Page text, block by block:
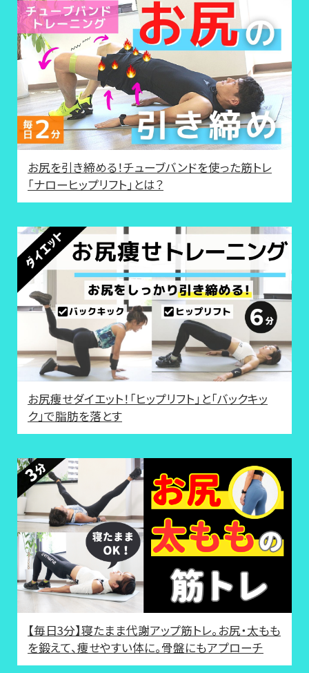
お尻を引き締める！チューブバンドを使った筋トレ
「ナローヒップリフト」とは？
お尻痩せダイエット！「ヒップリフト」と「バックキッ
ク」で脂肪を落とす
【毎日3分】寝たまま代謝アップ筋トレ。お尻・太もも
を鍛えて、痩せやすい体に。骨盤にもアプローチ